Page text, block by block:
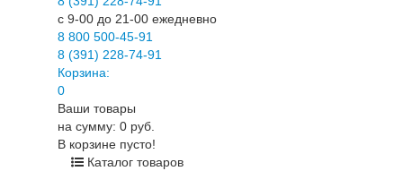
c 9-00 до 21-00 ежедневно
8 800 500-45-91
8 (391) 228-74-91
Корзина:
0
Ваши товары
на сумму: 0 руб.
В корзине пусто!
Каталог товаров